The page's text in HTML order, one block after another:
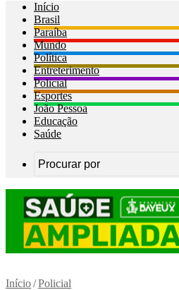
Início
Brasil
Paraíba
Mundo
Política
Entreterimento
Policial
Esportes
João Pessoa
Educação
Saúde
Início/Policial